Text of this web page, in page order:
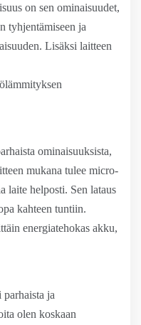
on sen ominaisuudet,
tyhjentämiseen ja
Lisäksi laitteen
ominaisuuksista,
mukana tulee micro-
laite helposti. Sen lataus
kahteen tuntiin.
energiatehokas akku,
ja
olen koskaan